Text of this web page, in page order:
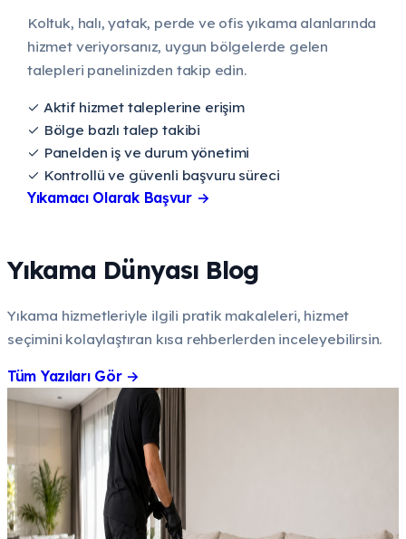
Koltuk, halı, yatak, perde ve ofis yıkama alanlarında
hizmet veriyorsanız, uygun bölgelerde gelen
talepleri panelinizden takip edin.
✓ Aktif hizmet taleplerine erişim
✓ Bölge bazlı talep takibi
✓ Panelden iş ve durum yönetimi
✓ Kontrollü ve güvenli başvuru süreci
Yıkamacı Olarak Başvur →
Yıkama Dünyası Blog
Yıkama hizmetleriyle ilgili pratik makaleleri, hizmet
seçimini kolaylaştıran kısa rehberlerden inceleyebilirsin.
Tüm Yazıları Gör →